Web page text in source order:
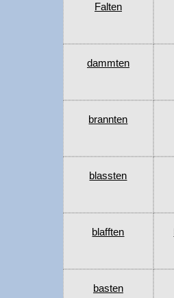
Falten
dammten
brannten
blassten
blafften
basten